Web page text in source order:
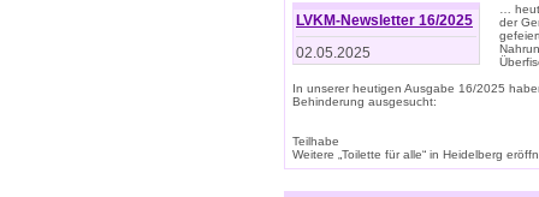
LVKM-Newsletter 16/2025
02.05.2025
…
der
In unserer heutigen Ausgabe 16/2025
Behinderung ausgesucht:
Teilhabe
Weitere „Toilette für alle“ in Heidelberg